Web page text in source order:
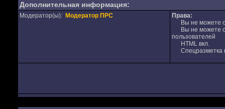
Дополнительная информация:
Модератор(ы): Модератор ПРС
Права:
Вы не можете
Вы не можете
пользователей
HTML вкл.
Спецразметка